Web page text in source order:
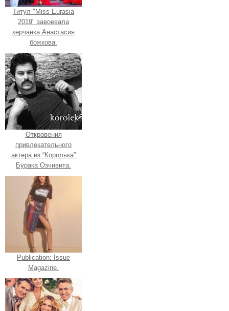
Титул "Miss Eurasia
2019" завоевала
керчанка Анастасия
божкова.
Откровения
привлекательного
актера из “Королька”
Бурака Озчивита.
Publication: Issue
Magazine.